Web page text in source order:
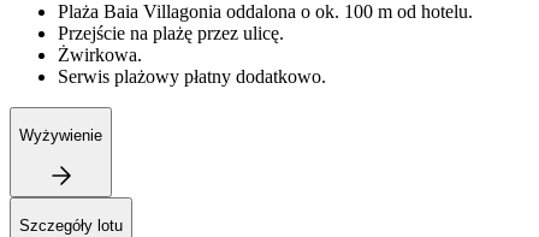
Plaża Baia Villagonia oddalona o ok. 100 m od hotelu.
Przejście na plażę przez ulicę.
Żwirkowa.
Serwis plażowy płatny dodatkowo.
Wyżywienie
Szczegóły lotu